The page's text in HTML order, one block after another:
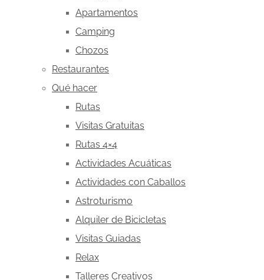
Apartamentos
Camping
Chozos
Restaurantes
Qué hacer
Rutas
Visitas Gratuitas
Rutas 4×4
Actividades Acuáticas
Actividades con Caballos
Astroturismo
Alquiler de Bicicletas
Visitas Guiadas
Relax
Talleres Creativos